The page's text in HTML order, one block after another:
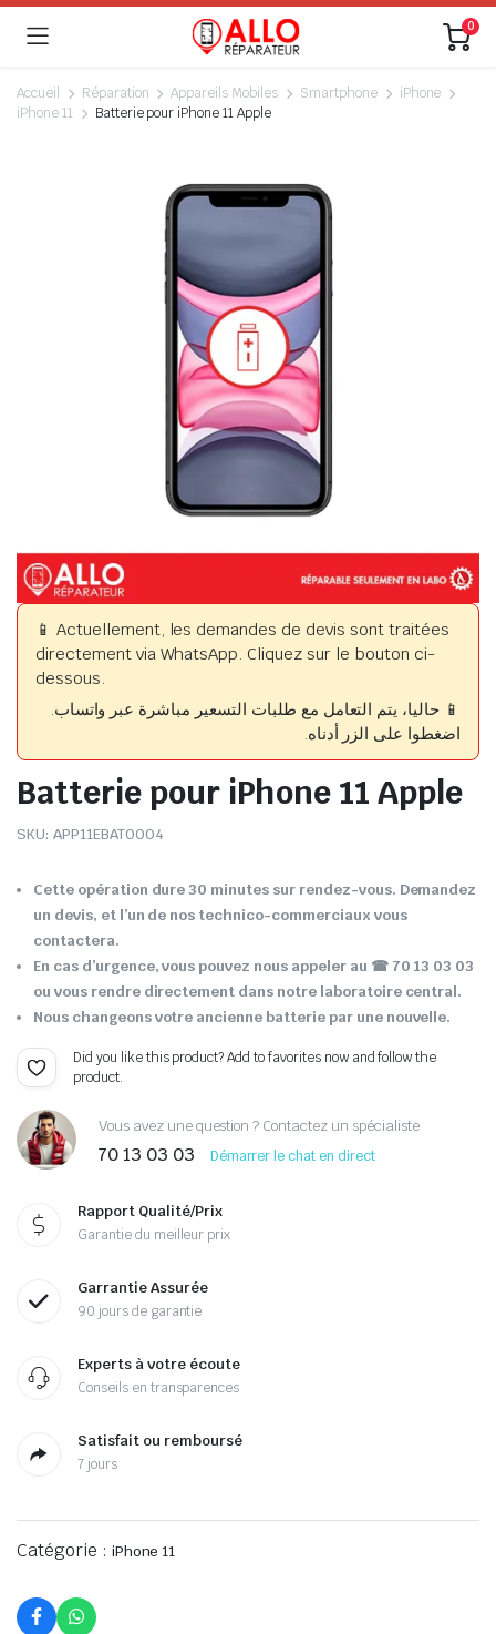
0
Accueil Réparation Appareils Mobiles Smartphone
iPhone
iPhone 11
Batterie pour iPhone 11 Apple
📱 Actuellement, les demandes de devis sont traitées
directement via WhatsApp. Cliquez sur le bouton ci-
dessous.
📱 حاليا، يتم التعامل مع طلبات التسعير مباشرة عبر واتساب.
اضغطوا على الزر أدناه.
Batterie pour iPhone 11 Apple
SKU: APP11EBAT0004
Cette opération dure 30 minutes sur rendez-vous. Demandez
un devis, et l’un de nos technico-commerciaux vous
contactera.
En cas d’urgence, vous pouvez nous appeler au ☎ 70 13 03 03
ou vous rendre directement dans notre laboratoire central.
Nous changeons votre ancienne batterie par une nouvelle.
Did you like this product? Add to favorites now and follow the
product.
Vous avez une question ? Contactez un spécialiste
70 13 03 03 Démarrer le chat en direct
Rapport Qualité/Prix
Garantie du meilleur prix
Garrantie Assurée
90 jours de garantie
Experts à votre écoute
Conseils en transparences
Satisfait ou remboursé
7 jours
Catégorie : iPhone 11